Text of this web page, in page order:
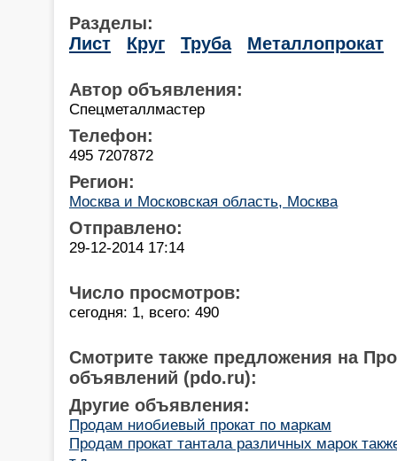
Разделы:
Лист
Круг Труба Металлопрокат
Автор объявления:
Спецметаллмастер
Телефон:
495 7207872
Регион:
Москва и Московская область, Москва
Отправлено:
29-12-2014 17:14
Число просмотров:
сегодня: 1, всего: 490
Смотрите также предложения на
объявлений (pdo.ru):
Другие объявления:
Продам ниобиевый прокат по маркам
Продам прокат тантала различных марок